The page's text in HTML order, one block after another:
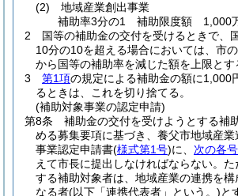
(2)
地域産業創出事業
補助率3分の1 補助限度額 1,000
2
国等の補助金の交付を受けるときで、
10分の10を超える場合においては、市
から国等の補助率を減じた額を上限とす
3
第1項の規定による補助金の額に1,000
るときは、これを切り捨てる。
(補助対象事業の認定申請)
第8条
補助金の交付を受けようとする補
める募集要項に基づき、養父市地域産業
事業認定申請書(様式第1号)に、 次の各号
えて市長に提出しなければならない。 た
する補助対象者は、地域産業の連携を構
なる者(以下「連携代表者」という。)と